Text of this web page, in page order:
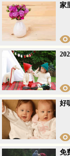
家
好
免